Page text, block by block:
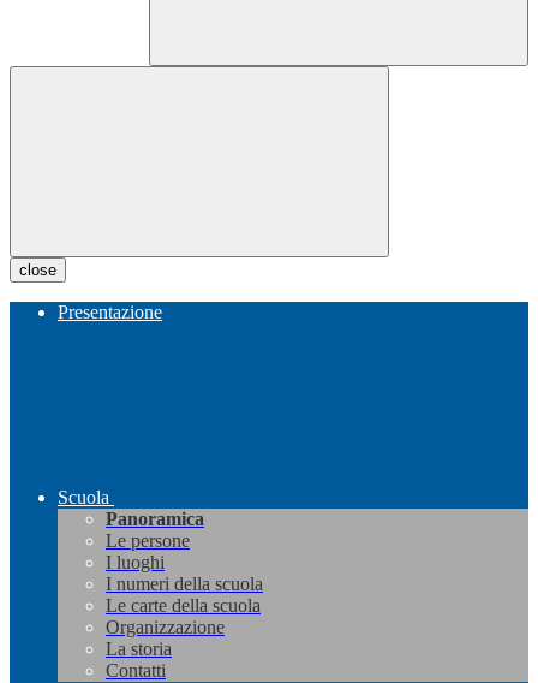
close
Presentazione
Scuola
Panoramica
Le persone
I luoghi
I numeri della scuola
Le carte della scuola
Organizzazione
La storia
Contatti